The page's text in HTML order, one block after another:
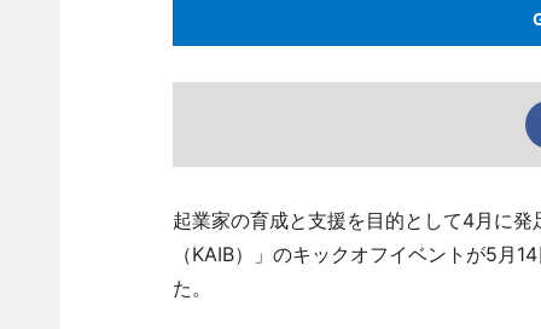
起業家の育成と支援を目的として4月に
（KAIB）」のキックオフイベントが5月
た。